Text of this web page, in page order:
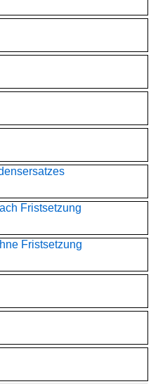
Fristsetzung
Fristsetzung